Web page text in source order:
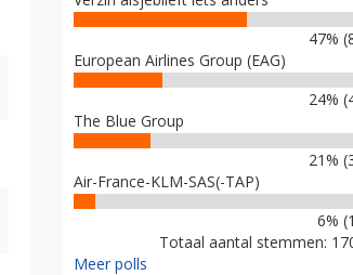
47%
European Airlines Group (EAG)
24%
The Blue Group
21%
Air-France-KLM-SAS(-TAP)
6%
Totaal aantal stemmen:
Meer polls